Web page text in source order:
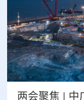
两会聚焦 | 中